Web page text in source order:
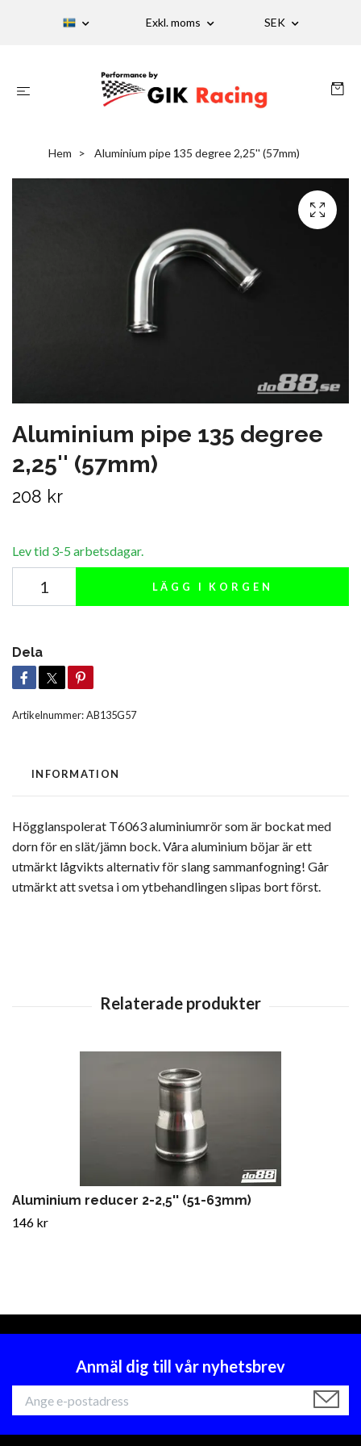
Exkl. moms SEK
Hem Aluminium pipe 135 degree 2,25'' (57mm)
Aluminium pipe 135 degree
2,25'' (57mm)
208 kr
Lev tid 3-5 arbetsdagar.
LÄGG I KORGEN
Dela
Artikelnummer:AB135G57
INFORMATION
Högglanspolerat T6063 aluminiumrör som är bockat med
dorn för en slät/jämn bock. Våra aluminium böjar är ett
utmärkt lågvikts alternativ för slang sammanfogning! Går
utmärkt att svetsa i om ytbehandlingen slipas bort först.
Aluminium reducer 2-2,5'' (51-63mm)
146 kr
Anmäl dig till vår nyhetsbrev